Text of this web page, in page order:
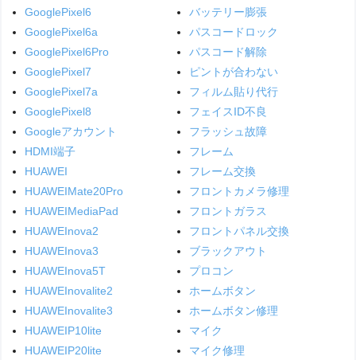
GooglePixel6
GooglePixel6a
GooglePixel6Pro
GooglePixel7
GooglePixel7a
GooglePixel8
Googleアカウント
HDMI端子
HUAWEI
HUAWEIMate20Pro
HUAWEIMediaPad
HUAWEInova2
HUAWEInova3
HUAWEInova5T
HUAWEInovalite2
HUAWEInovalite3
HUAWEIP10lite
HUAWEIP20lite
バッテリー膨張
パスコードロック
パスコード解除
ピントが合わない
フィルム貼り代行
フェイスID不良
フラッシュ故障
フレーム
フレーム交換
フロントカメラ修理
フロントガラス
フロントパネル交換
ブラックアウト
プロコン
ホームボタン
ホームボタン修理
マイク
マイク修理